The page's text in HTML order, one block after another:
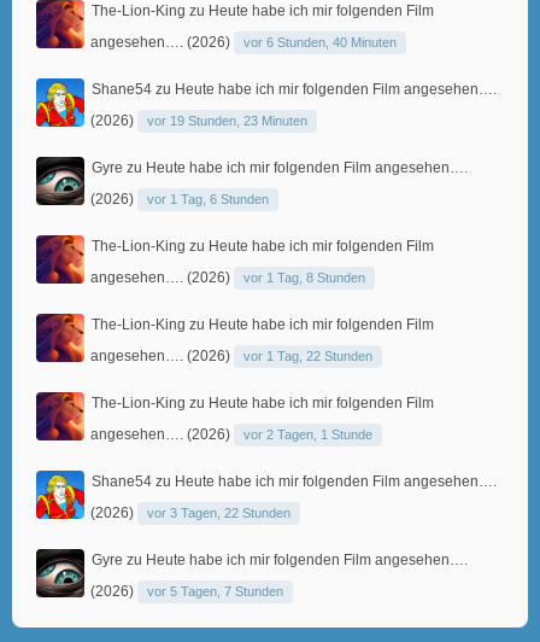
The-Lion-King zu Heute habe ich mir folgenden Film
angesehen…. (2026)
vor 6 Stunden, 40 Minuten
Shane54 zu Heute habe ich mir folgenden Film angesehen….
(2026)
vor 19 Stunden, 23 Minuten
Gyre zu Heute habe ich mir folgenden Film angesehen….
(2026)
vor 1 Tag, 6 Stunden
The-Lion-King zu Heute habe ich mir folgenden Film
angesehen…. (2026)
vor 1 Tag, 8 Stunden
The-Lion-King zu Heute habe ich mir folgenden Film
angesehen…. (2026)
vor 1 Tag, 22 Stunden
The-Lion-King zu Heute habe ich mir folgenden Film
angesehen…. (2026)
vor 2 Tagen, 1 Stunde
Shane54 zu Heute habe ich mir folgenden Film angesehen….
(2026)
vor 3 Tagen, 22 Stunden
Gyre zu Heute habe ich mir folgenden Film angesehen….
(2026)
vor 5 Tagen, 7 Stunden